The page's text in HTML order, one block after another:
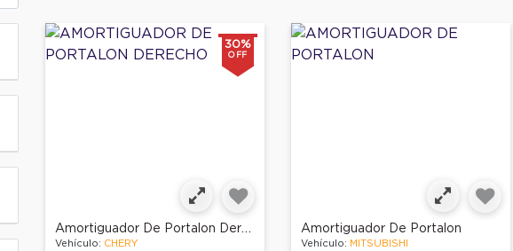
30%
OFF
Amortiguador De Portalon Derecho
Vehículo: CHERY
Amortiguador De Portalon
Vehículo: MITSUBISHI